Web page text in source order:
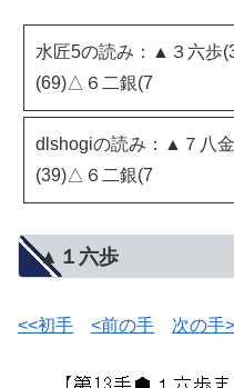
水匠5の読み：▲３六歩
(69)△６二銀(7
dlshogiの読み：▲７八
(39)△６二銀(7
▲１六歩
<<初手 <前の手 次の手>